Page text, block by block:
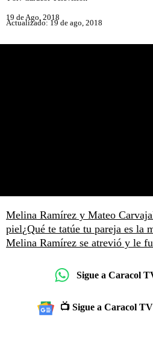
19 de Ago, 2018
Actualizado: 19 de ago, 2018
Melina Ramírez y Mateo
piel¿Qué te tatúe tu pareja es la
Melina Ramírez se atrevió y le
Sigue a Caracol
📺 Sigue a Caracol